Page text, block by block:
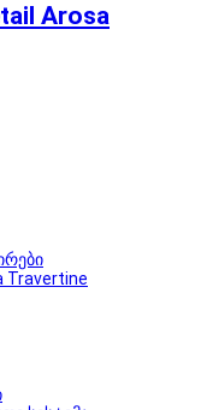
Arosa
Travertine